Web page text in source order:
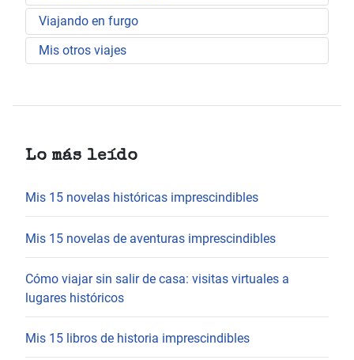
Viajando en furgo
Mis otros viajes
Lo más leído
Mis 15 novelas históricas imprescindibles
Mis 15 novelas de aventuras imprescindibles
Cómo viajar sin salir de casa: visitas virtuales a
lugares históricos
Mis 15 libros de historia imprescindibles